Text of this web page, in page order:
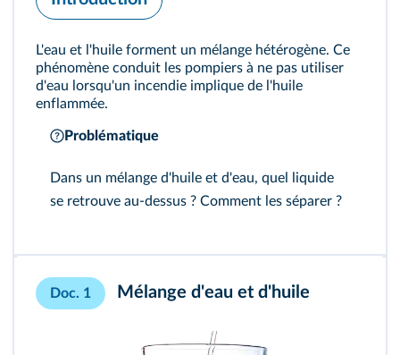
L'eau et l'huile forment un mélange hétérogène. Ce
phénomène conduit les pompiers à ne pas utiliser
d'eau lorsqu'un incendie implique de l'huile
enflammée.
Problématique
Dans un mélange d'huile et d'eau, quel liquide
se retrouve au-dessus ? Comment les séparer ?
Doc. 1 Mélange d'eau et d'huile